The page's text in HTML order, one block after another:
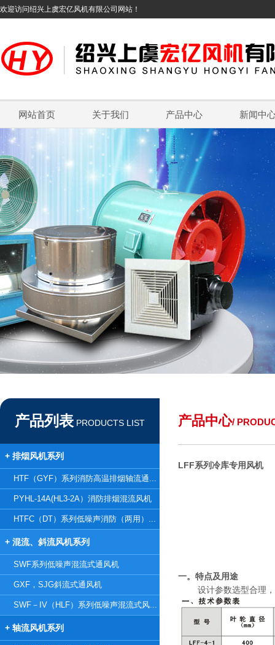
欢迎访问绍兴上虞宏亿风机有限公司网站！
网站首页 关于我们 产品中心 新闻中
产品列表 PRODUCTS LIST
+ 排烟风机系列
HTF（GYF）系列消防高温排烟轴流通...
PYHL-14A(HL3-2A）消防排烟混流风机
HTFC（DT）系列低噪声消防（两用）...
+ 混流、斜流风机系列
SWF系列低噪声混流式通风机
GXF，SJG斜流式通风机
SWF－IV（HLF）系列低噪声混流式风...
+ 轴流风机系列
产品中心/
LFF系列冷库专用风机
一。特点及用途
设计参数选型合理